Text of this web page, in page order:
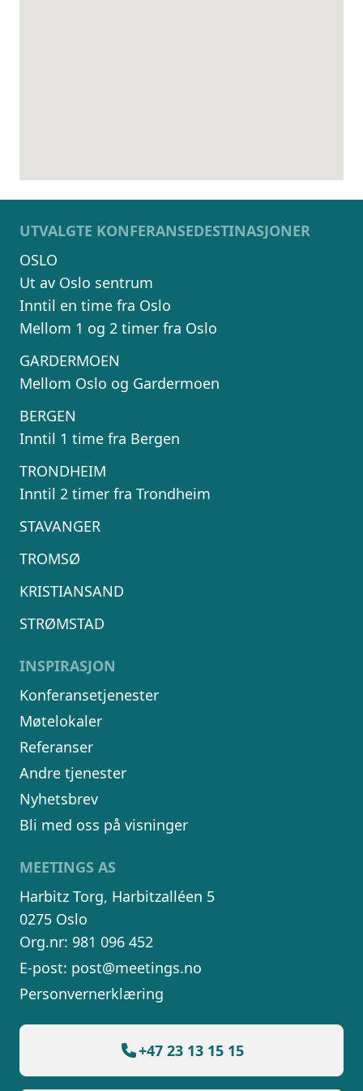
UTVALGTE KONFERANSEDESTINASJONER
OSLO
Ut av Oslo sentrum
Inntil en time fra Oslo
Mellom 1 og 2 timer fra Oslo
GARDERMOEN
Mellom Oslo og Gardermoen
BERGEN
Inntil 1 time fra Bergen
TRONDHEIM
Inntil 2 timer fra Trondheim
STAVANGER
TROMSØ
KRISTIANSAND
STRØMSTAD
INSPIRASJON
Konferansetjenester
Møtelokaler
Referanser
Andre tjenester
Nyhetsbrev
Bli med oss på visninger
MEETINGS AS
Harbitz Torg, Harbitzalléen 5
0275 Oslo
Org.nr: 981 096 452
E-post: post@meetings.no
Personvernerklæring
+47 23 13 15 15